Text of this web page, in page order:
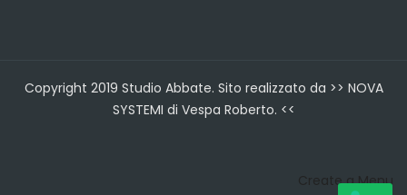
Copyright 2019 Studio Abbate. Sito realizzato da >> NOVA
SYSTEMI di Vespa Roberto. <<
Create a Menu